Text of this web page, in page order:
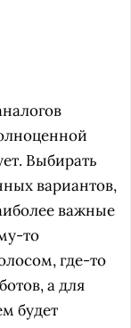
Выбирать
вариантов,
важные
то
где-то
а для
будет